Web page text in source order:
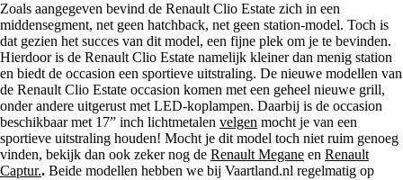
Zoals aangegeven bevind de Renault Clio Estate zich in een
middensegment, net geen hatchback, net geen station-model. Toch is
dat gezien het succes van dit model, een fijne plek om je te bevinden.
Hierdoor is de Renault Clio Estate namelijk kleiner dan menig station
en biedt de occasion een sportieve uitstraling. De nieuwe modellen van
de Renault Clio Estate occasion komen met een geheel nieuwe grill,
onder andere uitgerust met LED-koplampen. Daarbij is de occasion
beschikbaar met 17” inch lichtmetalen velgen mocht je van een
sportieve uitstraling houden! Mocht je dit model toch niet ruim genoeg
vinden, bekijk dan ook zeker nog de Renault Megane en Renault
Captur.. Beide modellen hebben we bij Vaartland.nl regelmatig op